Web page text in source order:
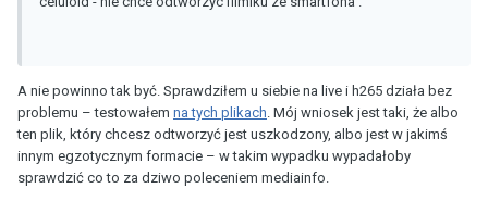
A nie powinno tak być. Sprawdziłem u siebie na live i h265 działa bez
problemu – testowałem na tych plikach. Mój wniosek jest taki, że albo
ten plik, który chcesz odtworzyć jest uszkodzony, albo jest w jakimś
innym egzotycznym formacie – w takim wypadku wypadałoby
sprawdzić co to za dziwo poleceniem mediainfo.